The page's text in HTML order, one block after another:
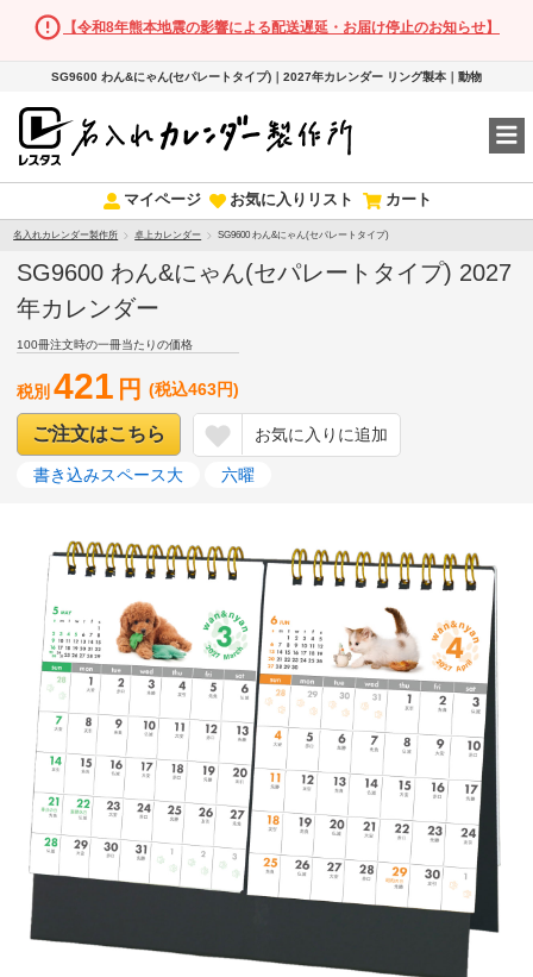
【令和8年熊本地震の影響による配送遅延・お届け停止のお知らせ】
SG9600 わん&にゃん(セパレートタイプ)｜2027年カレンダー リング製本｜動物
マイページ お気に入りリスト カート
名入れカレンダー製作所 卓上カレンダー SG9600 わん&にゃん(セパレートタイプ)
SG9600 わん&にゃん(セパレートタイプ) 2027
年カレンダー
100冊注文時の一冊当たりの価格
税別421 円 (税込463円)
ご注文はこちら お気に入りに追加
書き込みスペース大 六曜